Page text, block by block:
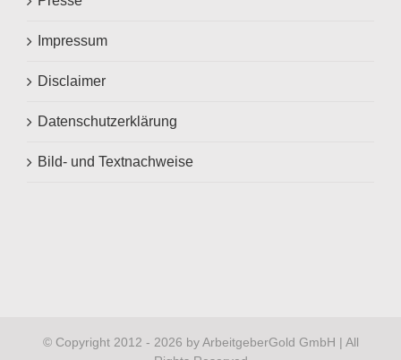
Impressum
Disclaimer
Datenschutzerklärung
Bild- und Textnachweise
© Copyright 2012 - 2026 by ArbeitgeberGold GmbH | All